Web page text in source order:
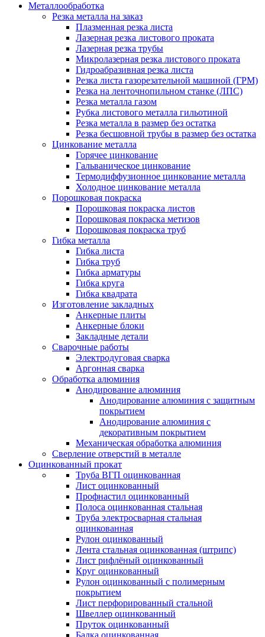
Металлообработка
Резка металла на заказ
Плазменная резка листа
Лазерная резка листового проката
Лазерная резка трубы
Микролазерная резка листового проката
Гидроабразивная резка листа
Резка листа газорезательной машиной (ГРМ)
Резка на ленточнопильном станке (ЛПС)
Резка металла газом
Рубка листового металла гильотиной
Резка металла в размер без остатка
Резка бесшовной трубы в размер без остатка
Цинкование металла
Горячее цинкование
Гальваническое цинкование
Термодиффузионное цинкование металла
Холодное цинкование металла
Порошковая покраска
Порошковая покраска листов
Порошковая покраска метизов
Порошковая покраска труб
Гибка металла
Гибка листа
Гибка труб
Гибка арматуры
Гибка круга
Гибка квадрата
Изготовление закладных
Анкерные плиты
Анкерные блоки
Закладные детали
Сварочные работы
Электродуговая сварка
Аргонная сварка
Обработка алюминия
Анодирование алюминия
Анодирование алюминия с защитным
покрытием
Анодирование алюминия с
декоративным покрытием
Механическая обработка алюминия
Сверление отверстий в металле
Оцинкованный прокат
Труба ВГП оцинкованная
Лист оцинкованный
Профнастил оцинкованный
Полоса оцинкованная стальная
Труба электросварная стальная
оцинкованная
Рулон оцинкованный
Лента стальная оцинкованная (штрипс)
Лист рифлёный оцинкованный
Круг оцинкованный
Рулон оцинкованный с полимерным
покрытием
Лист перфорированный стальной
Швеллер оцинкованный
Пруток оцинкованный
Балка оцинкованная